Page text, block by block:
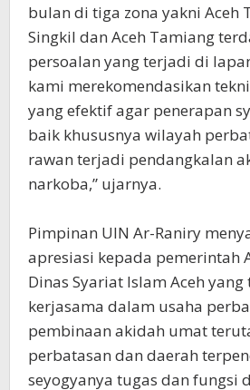
bulan di tiga zona yakni Aceh
Singkil dan Aceh Tamiang
persoalan yang terjadi di
kami merekomendasikan
yang efektif agar penerapan
baik khususnya wilayah
rawan terjadi pendangkalan
narkoba,” ujarnya.
Pimpinan UIN Ar-Raniry
apresiasi kepada pemerintah
Dinas Syariat Islam Aceh
kerjasama dalam usaha
pembinaan akidah umat
perbatasan dan daerah
seyogyanya tugas dan fungsi